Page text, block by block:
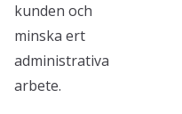
kunden och
minska ert
administrativa
arbete.